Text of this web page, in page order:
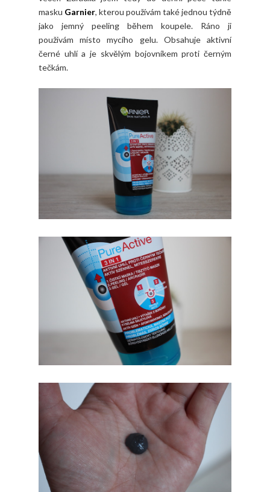
masku Garnier, kterou používám také jednou týdně
jako jemný peeling během koupele. Ráno ji
použivám místo mycího gelu. Obsahuje aktivní
černé uhlí a je skvělým bojovníkem proti černým
tečkám.